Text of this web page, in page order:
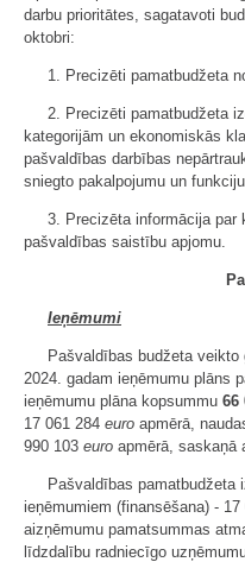
darbu prioritātes, sagatavoti
oktobri:
1. Precizēti pamatbudžeta
2. Precizēti pamatbudžeta
kategorijām un ekonomiskās
pašvaldības darbības
sniegto pakalpojumu un
3. Precizēta informācija par
pašvaldības saistību apjomu.
Ieņēmumi
Pašvaldības budžeta
2024. gadam ieņēmumu plāns
ieņēmumu plāna kopsummu 66
17 061 284 euro apmērā,
990 103 euro apmērā, saskaņā
Pašvaldības pamatbudžeta
ieņēmumiem (finansēšana) - 17
aizņēmumu pamatsummas
līdzdalību radniecīgo